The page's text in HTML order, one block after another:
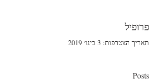
פרופיל
תאריך הצטרפות: 3 בינו׳ 2019
Posts